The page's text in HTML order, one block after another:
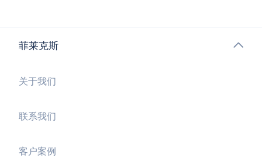
菲莱克斯
关于我们
联系我们
客户案例